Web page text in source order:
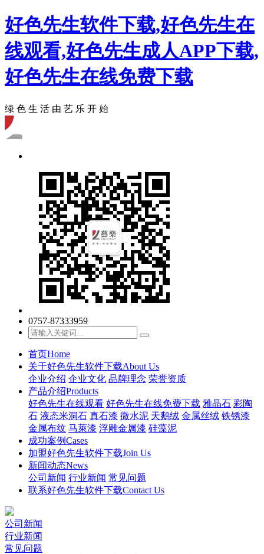
好色先生软件下载,好色先生在
线观看,好色先生成人APP下载,
好色先生在线免费下载
绿 色 生 活 由 艺 乐 开 始
0757-87333959
首页Home
关于好色先生软件下载About Us
企业介绍 企业文化 品牌理念 荣誉资质
产品介绍Products
好色先生在线观看 好色先生在线免费下载 雅晶石 彩陶
石 液态米洞石 真石漆 微水泥 天鹅绒 金属丝绒 铁锈漆
金属布纹 马萊漆 浮雕金属漆 硅藻泥
成功案例Cases
加盟好色先生软件下载Join Us
新闻动态News
公司新闻 行业新闻 常见问题
联系好色先生软件下载Contact Us
公司新闻
行业新闻
常见问题